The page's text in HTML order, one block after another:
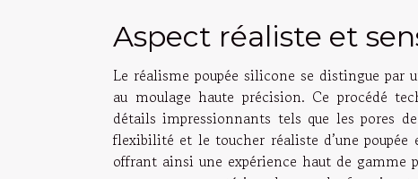
Aspect réaliste et
Le réalisme poupée silicone se distingue par
au moulage haute précision. Ce procédé
détails impressionnants tels que les pores
flexibilité et le toucher réaliste d’une
offrant ainsi une expérience haut de gamme